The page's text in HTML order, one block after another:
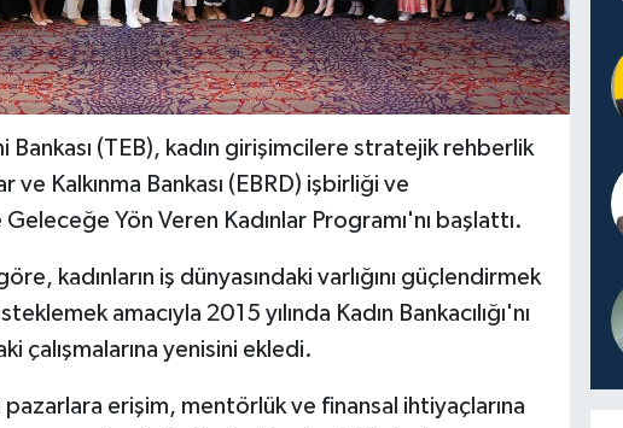
Bankası (TEB), kadın girişimcilere stratejik rehberlik
ve Kalkınma Bankası (EBRD) işbirliği ve
Yön Veren Kadınlar Programı'nı başlattı.
kadınların iş dünyasındaki varlığını güçlendirmek
amacıyla 2015 yılında Kadın Bankacılığı'nı
çalışmalarına yenisini ekledi.
pazarlara erişim, mentörlük ve finansal ihtiyaçlarına